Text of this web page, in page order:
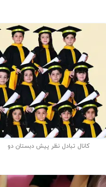
کانال تبادل نظر پیش دبستان دو